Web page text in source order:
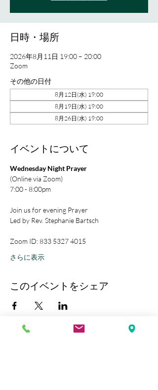
日時・場所
2026年8月11日 19:00 – 20:00
Zoom
その他の日付
8月12日(水) 19:00
8月19日(水) 19:00
8月26日(水) 19:00
イベントについて
Wednesday Night Prayer
(Online via Zoom)
7:00 - 8:00pm
Join us for evening Prayer
Led by Rev. Stephanie Bartsch
Zoom ID: 833 5327 4015
さらに表示
このイベントをシェア